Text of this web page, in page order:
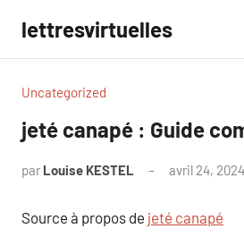
contenu
lettresvirtuelles
Uncategorized
jeté canapé : Guide
par Louise KESTEL avril 24, 2024
Source à propos de jeté canapé